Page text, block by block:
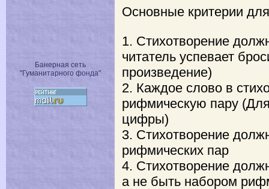
Банерная сеть
"Гуманитарного фонда"
Основные критерии
1. Стихотворение
читатель успевает
произведение)
2. Каждое слово в
рифмическую пару
цифры)
3. Стихотворение
рифмических пар
4. Стихотворение
а не быть набором